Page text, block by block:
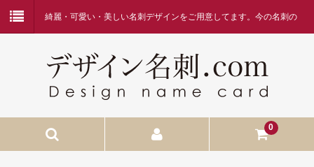
綺麗・可愛い・美しい名刺デザインをご用意してます。今の名刺の
デザインに何か物足りなさを感じている方、デザイン名刺.comを是
0